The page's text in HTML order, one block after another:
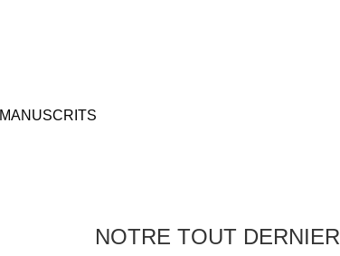
MANUSCRITS
NOTRE TOUT DERNIER